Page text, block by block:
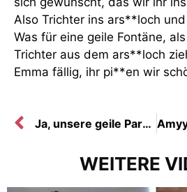
Also Trichter ins ars**loch
Was für eine geile Fontäne,
Trichter aus dem ars**loch
Emma fällig, ihr pi**en wir
Ja, unsere geile Parki drei*och sper*aschlampe Desi war wieder da
WEITERE